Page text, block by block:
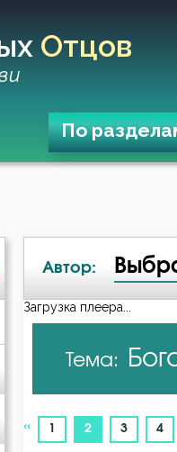
Отцов
По
Автор:
А-я
Авва Исайя
Авва Филимон
Загрузка плеера...
Тема:
« 1 2(current)
3 4